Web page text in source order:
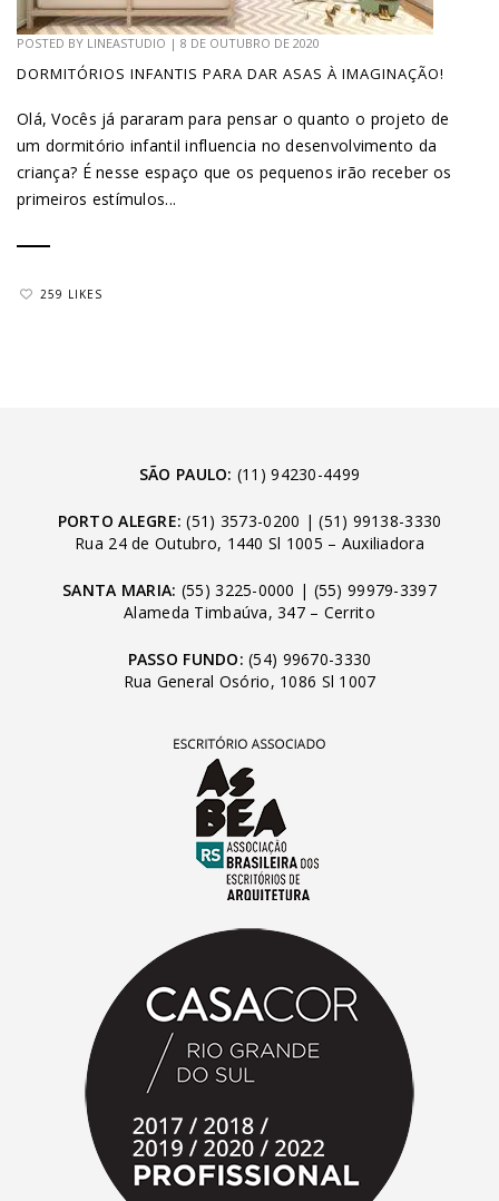
POSTED BY LINEASTUDIO | 8 DE OUTUBRO DE 2020
DORMITÓRIOS INFANTIS PARA DAR ASAS À IMAGINAÇÃO!
Olá, Vocês já pararam para pensar o quanto o projeto de
um dormitório infantil influencia no desenvolvimento da
criança? É nesse espaço que os pequenos irão receber os
primeiros estímulos...
259 LIKES
SÃO PAULO: (11) 94230-4499
PORTO ALEGRE: (51) 3573-0200 |(51) 99138-3330
Rua 24 de Outubro, 1440 Sl 1005 – Auxiliadora
SANTA MARIA: (55) 3225-0000 | (55) 99979-3397
Alameda Timbaúva, 347 – Cerrito
PASSO FUNDO: (54) 99670-3330
Rua General Osório, 1086 Sl 1007